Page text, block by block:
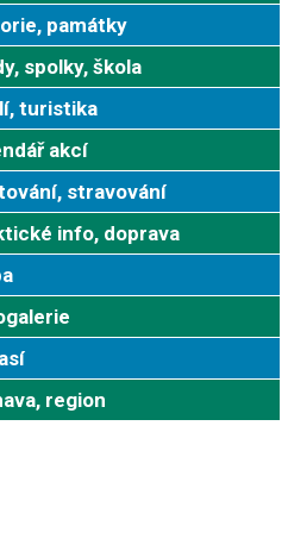
památky
spolky, škola
turistika
akcí
stravování
info, doprava
region